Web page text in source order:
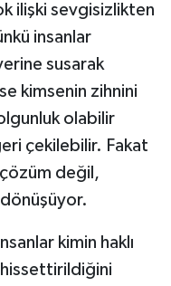
ilişki sevgisizlikten
insanlar
susarak
kimsenin zihnini
olabilir
çekilebilir. Fakat
değil,
kimin haklı
hissettirildiğini